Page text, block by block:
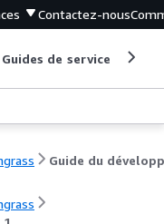
Contactez-nous
Guides de service